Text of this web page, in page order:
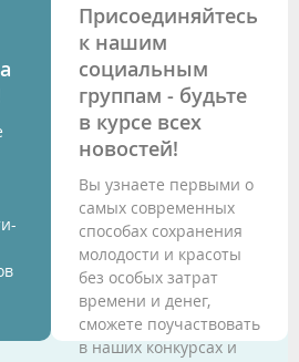
Присоединяйтесь
к нашим
социальным
группам - будьте
в курсе всех
новостей!
Вы узнаете первыми о
самых современных
способах сохранения
молодости и красоты
без особых затрат
времени и денег,
сможете поучаствовать
в наших конкурсах и